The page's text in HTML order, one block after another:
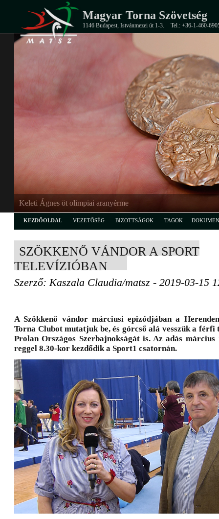
Magyar Torna Szövetség
1146 Budapest, Istvánmezei út 1-3. Tel.: +36-1-460-
Keleti Ágnes öt olimpiai aranyérme
KEZDŐOLDAL VEZETŐSÉG BIZOTTSÁGOK TAGOK
SZÖKKENŐ VÁNDOR A SPORT
TELEVÍZIÓBAN
Szerző: Kaszala Claudia/matsz - 2019-03-15
A Szökkenő vándor márciusi epizódjában a
Torna Clubot mutatjuk be, és górcső alá vesszük a férfi
Prolan Országos Szerbajnokságát is. Az adás március
reggel 8.30-kor kezdődik a Sport1 csatornán.